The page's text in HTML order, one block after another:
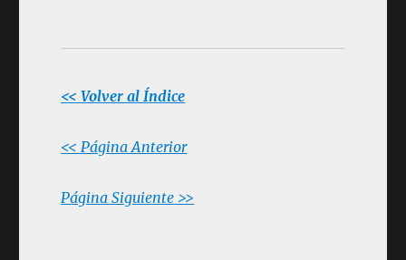
<< Volver al Índice
<< Página Anterior
Página Siguiente >>